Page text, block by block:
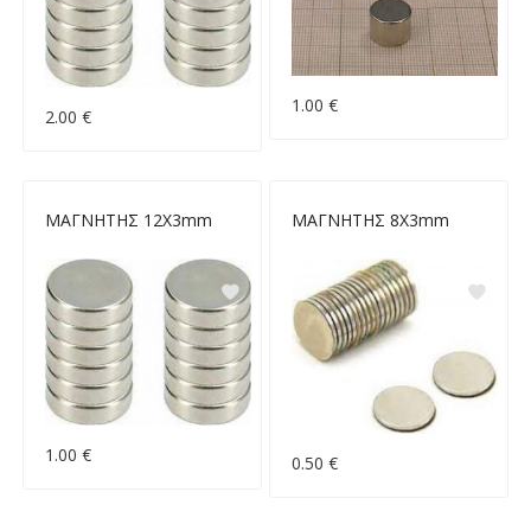
2.00 € 1.00 €
ΜΑΓΝΗΤΗΣ 12X3mm
1.00 €
ΜΑΓΝΗΤΗΣ 8Χ3mm
0.50 €